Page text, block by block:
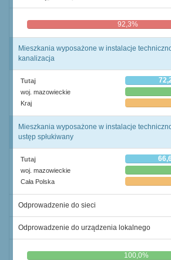
92,3%
Mieszkania wyposażone w instalacje
kanalizacja
Tutaj
woj. mazowieckie
Kraj
Mieszkania wyposażone w instalacje
ustęp spłukiwany
Tutaj
woj. mazowieckie
Cała Polska
Odprowadzenie do sieci
Odprowadzenie do urządzenia lokalnego
0,0% 100,0%